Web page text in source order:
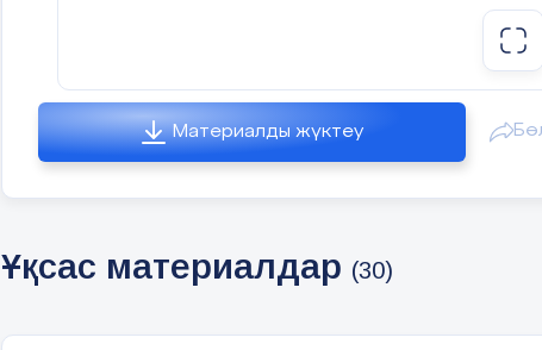
ӘДІСТЕМЕЛІК
ҚҰРАЛ
Тақырыбы:Бастауыш сыныпта
тиімді әдіс-тәсілдері
Материалды жүктеу
Ұқсас материалдар (30)